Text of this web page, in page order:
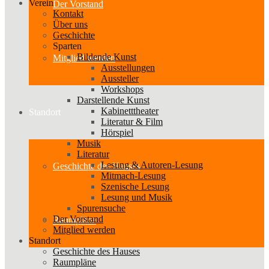
Der Vorstand
Mitglied werden
Standort
Geschichte des Hauses
Raumpläne
Verein
Kontakt
Über uns
Geschichte
Sparten
Bildende Kunst
Ausstellungen
Aussteller
Workshops
Darstellende Kunst
Kabinetttheater
Literatur & Film
Hörspiel
Musik
Literatur
Lesung & Autoren-Lesung
Mitmach-Lesung
Szenische Lesung
Lesung und Musik
Spurensuche
Der Vorstand
Mitglied werden
Standort
Geschichte des Hauses
Raumpläne